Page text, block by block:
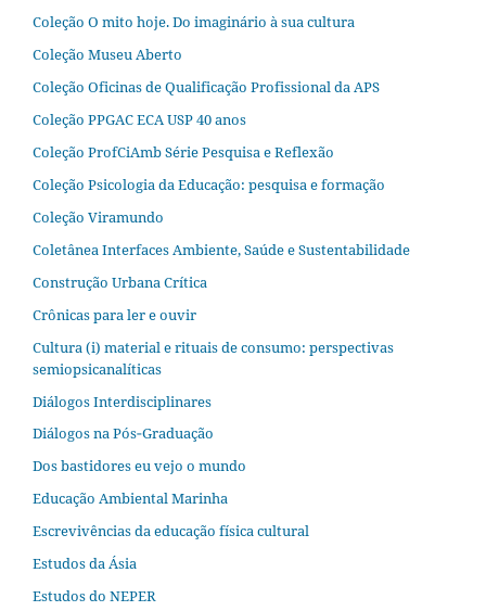
Coleção O mito hoje. Do imaginário à sua cultura
Coleção Museu Aberto
Coleção Oficinas de Qualificação Profissional da APS
Coleção PPGAC ECA USP 40 anos
Coleção ProfCiAmb Série Pesquisa e Reflexão
Coleção Psicologia da Educação: pesquisa e formação
Coleção Viramundo
Coletânea Interfaces Ambiente, Saúde e Sustentabilidade
Construção Urbana Crítica
Crônicas para ler e ouvir
Cultura (i) material e rituais de consumo: perspectivas
semiopsicanalíticas
Diálogos Interdisciplinares
Diálogos na Pós‐Graduação
Dos bastidores eu vejo o mundo
Educação Ambiental Marinha
Escrevivências da educação física cultural
Estudos da Ásia​
Estudos do NEPER